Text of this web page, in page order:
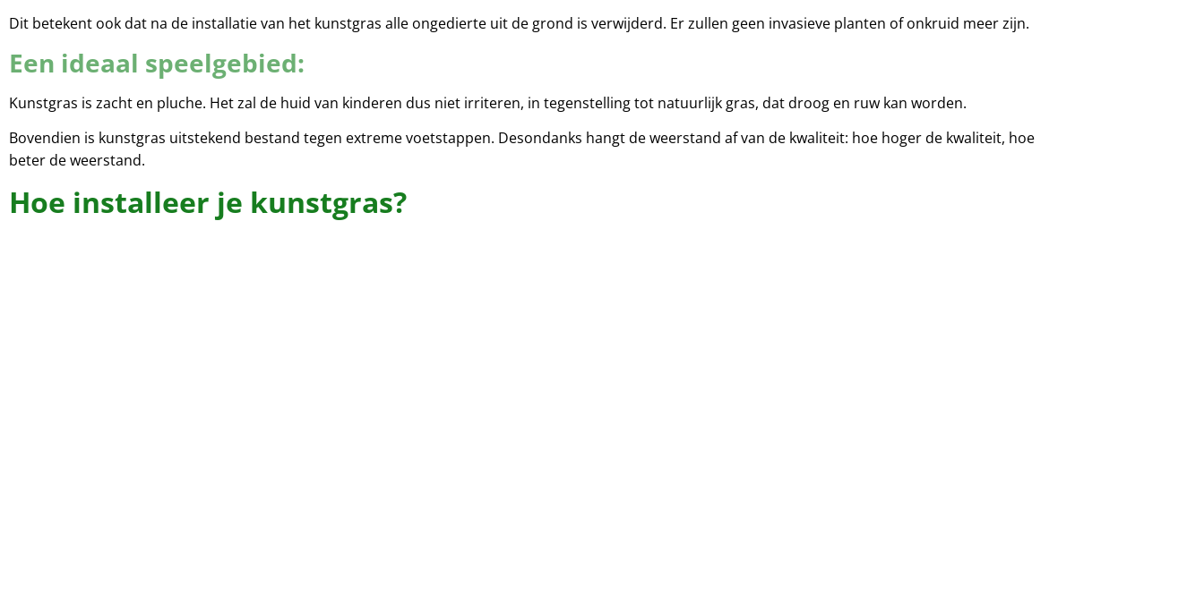
Dit betekent ook dat na de installatie van het kunstgras alle ongedierte uit de grond is verwijderd. Er zullen geen invasieve planten of onkruid meer zijn.
Een ideaal speelgebied:
Kunstgras is zacht en pluche. Het zal de huid van kinderen dus niet irriteren, in tegenstelling tot natuurlijk gras, dat droog en ruw kan worden.
Bovendien is kunstgras uitstekend bestand tegen extreme voetstappen. Desondanks hangt de weerstand af van de kwaliteit: hoe hoger de kwaliteit, hoe
beter de weerstand.
Hoe installeer je kunstgras?